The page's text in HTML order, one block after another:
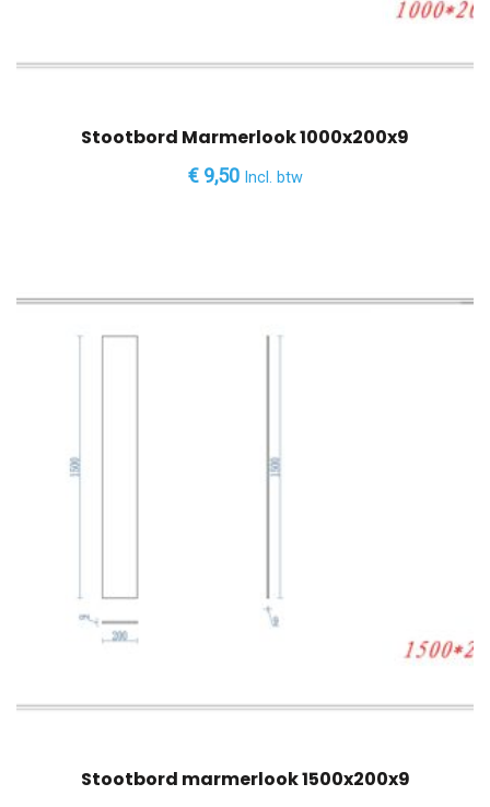
Stootbord Marmerlook 1000x200x9
€9,50 Incl. btw
Stootbord marmerlook 1500x200x9